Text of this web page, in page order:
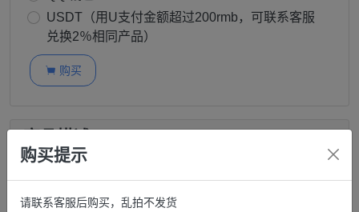
USDT（用U支付金额超过200rmb，可联系客服
兑换2％相同产品）
 购买
Facebook巴西2024年账号 | 手动注册 | 包括个人资料
和照片 | 带Cookies | 包含好友
购买提示
请联系客服后购买，乱拍不发货